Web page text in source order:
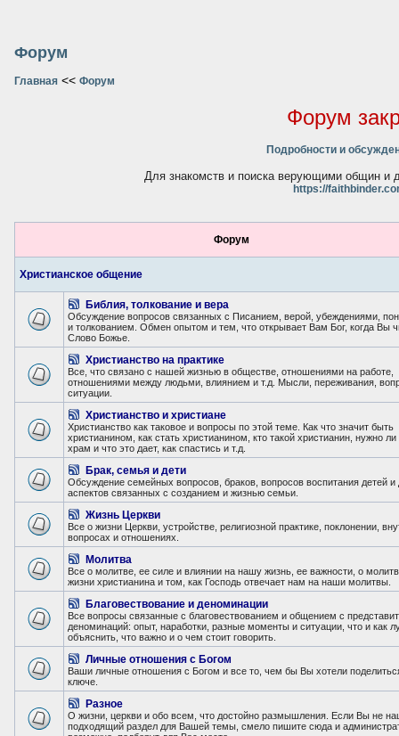
Форум
Главная << Форум
Форум
Подробности и
Для знакомств и поиска верующими общин и
https://
Форум
Христианское общение
Библия, толкование и вера
Обсуждение вопросов связанных с Писанием, верой, убеждениями,
и толкованием. Обмен опытом и тем, что открывает Вам Бог, когда Вы
Слово Божье.
Христианство на практике
Все, что связано с нашей жизнью в обществе, отношениями на работе,
отношениями между людьми, влиянием и т.д. Мысли, переживания,
ситуации.
Христианство и христиане
Христианство как таковое и вопросы по этой теме. Как что значит быть
христианином, как стать христианином, кто такой христианин, нужно ли
храм и что это дает, как спастись и т.д.
Брак, семья и дети
Обсуждение семейных вопросов, браков, вопросов воспитания детей и
аспектов связанных с созданием и жизнью семьи.
Жизнь Церкви
Все о жизни Церкви, устройстве, религиозной практике, поклонении,
вопросах и отношениях.
Молитва
Все о молитве, ее силе и влиянии на нашу жизнь, ее важности, о
жизни христианина и том, как Господь отвечает нам на наши молитвы.
Благовествование и деноминации
Все вопросы связанные с благовествованием и общением с
деноминаций: опыт, наработки, разные моменты и ситуации, что и как
объяснить, что важно и о чем стоит говорить.
Личные отношения с Богом
Ваши личные отношения с Богом и все то, чем бы Вы хотели
ключе.
Разное
О жизни, церкви и обо всем, что достойно размышления. Если Вы не
подходящий раздел для Вашей темы, смело пишите сюда и